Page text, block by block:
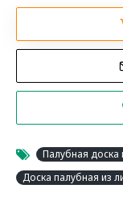
Палубная доска
Доска палубная из